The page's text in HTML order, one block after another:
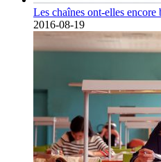
Les chaînes ont-elles encore
2016-08-19